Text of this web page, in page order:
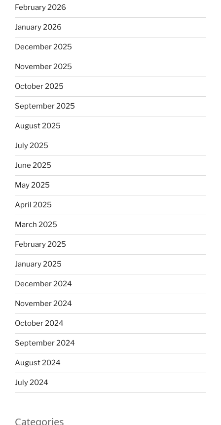
February 2026
January 2026
December 2025
November 2025
October 2025
September 2025
August 2025
July 2025
June 2025
May 2025
April 2025
March 2025
February 2025
January 2025
December 2024
November 2024
October 2024
September 2024
August 2024
July 2024
Categories